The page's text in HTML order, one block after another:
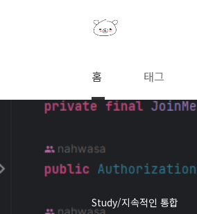
홈 태그
Study/지속적인 통합